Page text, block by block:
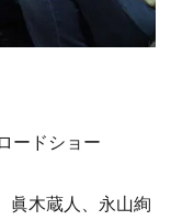
ードショー
眞木蔵人、永山絢